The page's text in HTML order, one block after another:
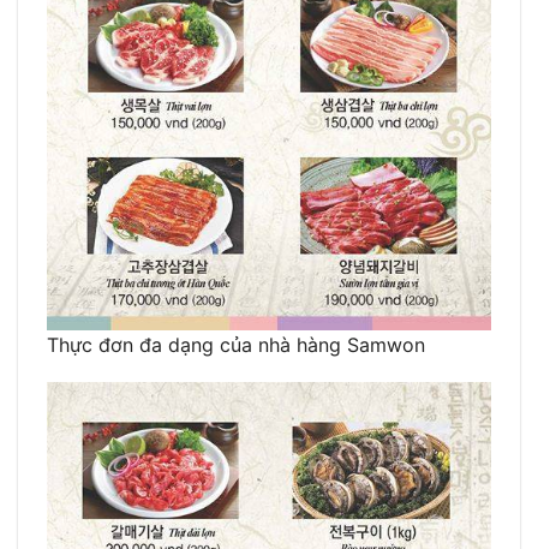
Thực đơn đa dạng của nhà hàng Samwon